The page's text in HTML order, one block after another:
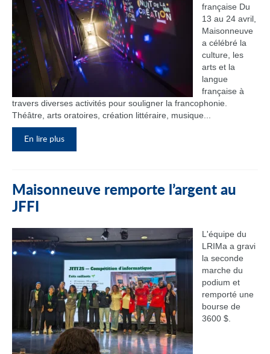
française Du
13 au 24 avril,
Maisonneuve
a célébré la
culture, les
arts et la
langue
française à
travers diverses activités pour souligner la francophonie.
Théâtre, arts oratoires, création littéraire, musique...
En lire plus
Maisonneuve remporte l’argent au
JFFI
L'équipe du
LRIMa a gravi
la seconde
marche du
podium et
remporté une
bourse de
3600 $.